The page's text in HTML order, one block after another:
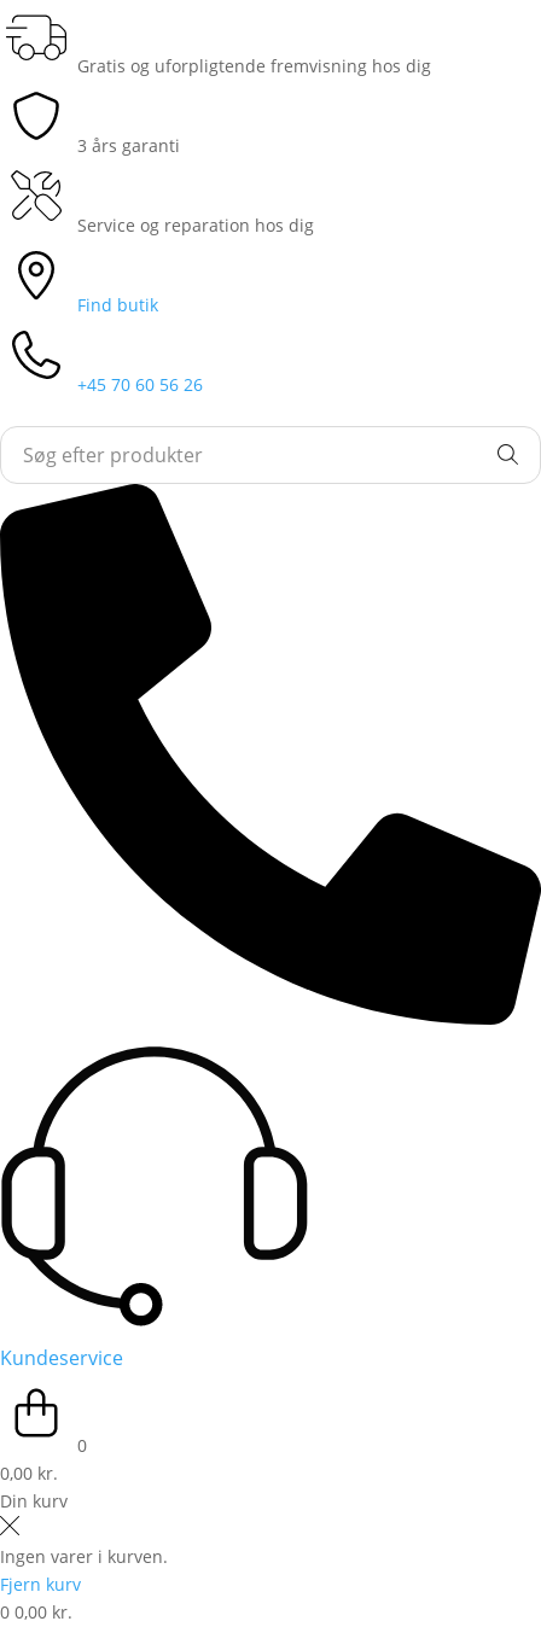
Gratis og uforpligtende fremvisning hos dig
3 års garanti
Service og reparation hos dig
Find butik
+45 70 60 56 26
Kundeservice
0
0,00 kr.
Din kurv
Ingen varer i kurven.
Fjern kurv
0 0,00 kr.